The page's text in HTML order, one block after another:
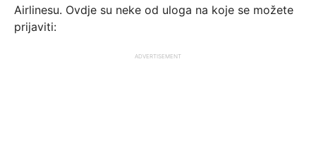
Airlinesu. Ovdje su neke od uloga na koje se možete
prijaviti:
ADVERTISEMENT